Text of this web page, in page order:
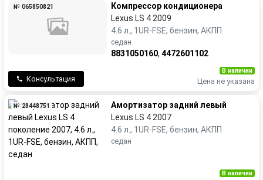
№ 065850821
Компрессор кондиционера
Lexus LS 4 2009
4.6 л., 1UR-FSE, бензин, АКПП
седан
8831050160, 4472601102
Консультация
В наличии
Цена не указана
№ 28448751
Амортизатор задний левый
Lexus LS 4 2007
4.6 л., 1UR-FSE, бензин, АКПП
седан
В наличии